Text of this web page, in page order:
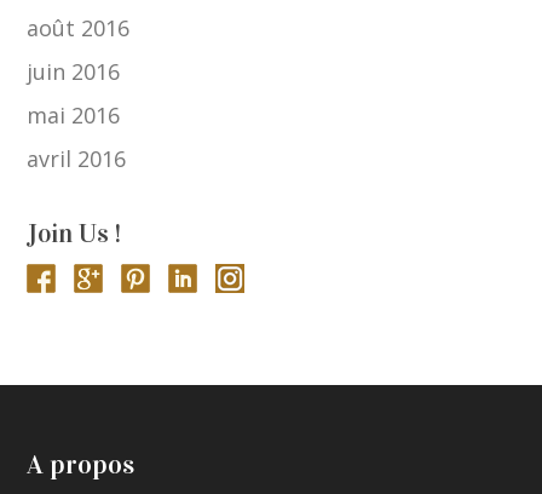
août 2016
juin 2016
mai 2016
avril 2016
Join Us !
A propos